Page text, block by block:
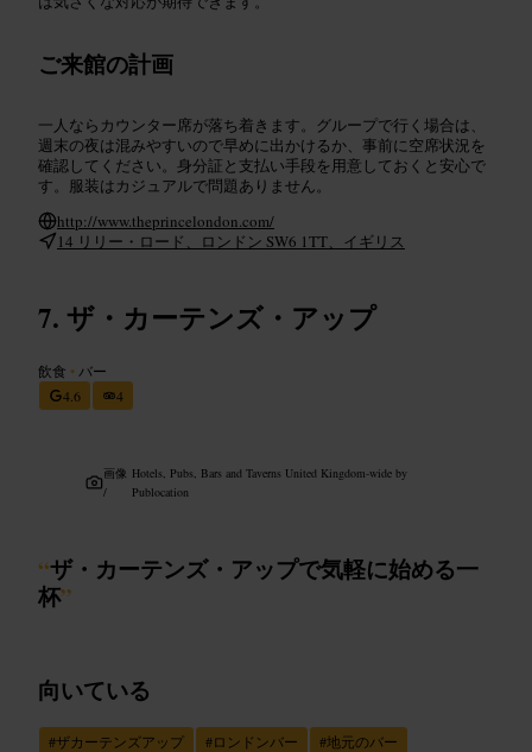
ご来館の計画
一人ならカウンター席が落ち着きます。グループで行く場合は、
週末の夜は混みやすいので早めに出かけるか、事前に空席状況を
確認してください。身分証と支払い手段を用意しておくと安心で
す。服装はカジュアルで問題ありません。
http://www.theprincelondon.com/
14 リリー・ロード、ロンドン SW6 1TT、イギリス
ザ・カーテンズ・アップ
飲食 • バー
4.6
4
画像
/
Hotels, Pubs, Bars and Taverns United Kingdom-wide by
Publocation
“ザ・カーテンズ・アップで気軽に始める一
杯”
向いている
#ザカーテンズアップ #ロンドンバー #地元のバー